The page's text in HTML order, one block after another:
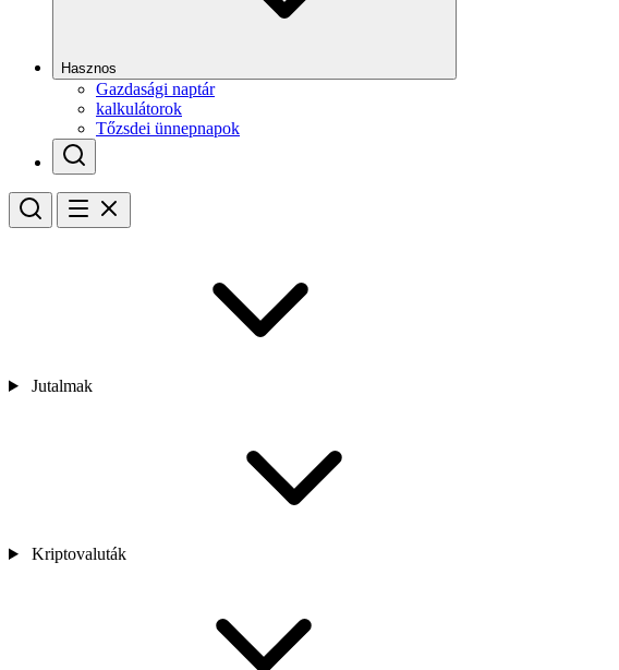
Hasznos
Gazdasági naptár
kalkulátorok
Tőzsdei ünnepnapok
Jutalmak
Kriptovaluták